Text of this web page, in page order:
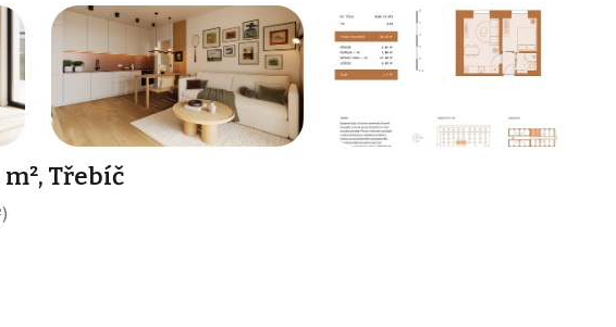
Třebíč